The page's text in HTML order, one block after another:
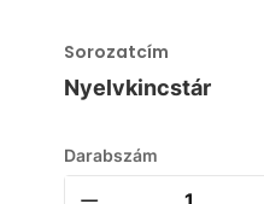
Sorozatcím
Nyelvkincstár
Darabszám